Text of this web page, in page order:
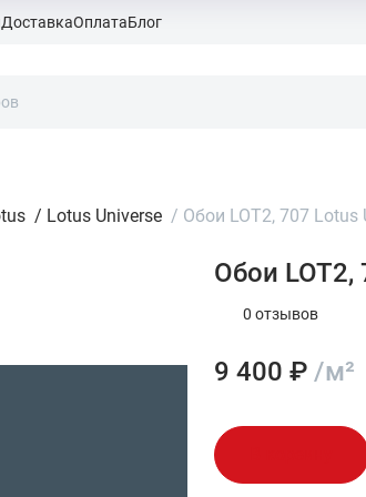
ДоставкаОплатаБлог
/ Lotus Universe / Обои LOT2, 707
Обои LOT2,
0 отзывов
9 400 ₽ /м²